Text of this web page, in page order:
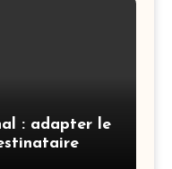
: adapter le